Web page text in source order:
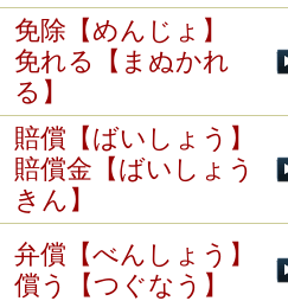
免除【めんじょ】
免れる【まぬかれ
る】
賠償【ばいしょう】
賠償金【ばいしょう
きん】
弁償【べんしょう】
償う【つぐなう】